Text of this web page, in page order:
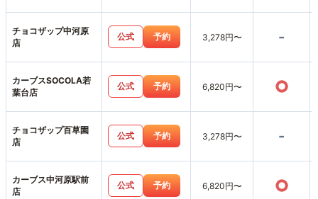
チョコザップ中河原
店
公式 予約 3,278円〜 -
カーブスSOCOLA若
葉台店
公式 予約 6,820円〜 ○
チョコザップ百草園
店
公式 予約 3,278円〜 -
カーブス中河原駅前
店
公式 予約 6,820円〜 ○